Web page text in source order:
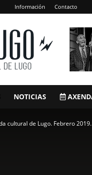
Información Contacto
NOTICIAS
cultural de Lugo. Febrero 2019.